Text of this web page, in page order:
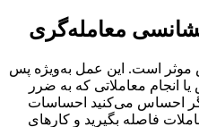
معامله‌گری
است. این عمل به‌ویژه پس
انجام معاملاتی که به ضرر
احساس می‌کنید احساسات
فاصله بگیرید و کارهای